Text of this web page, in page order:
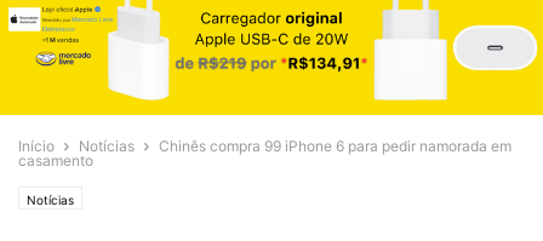
Início Notícias
Chinês compra 99 iPhone 6 para pedir namorada em
casamento
Notícias